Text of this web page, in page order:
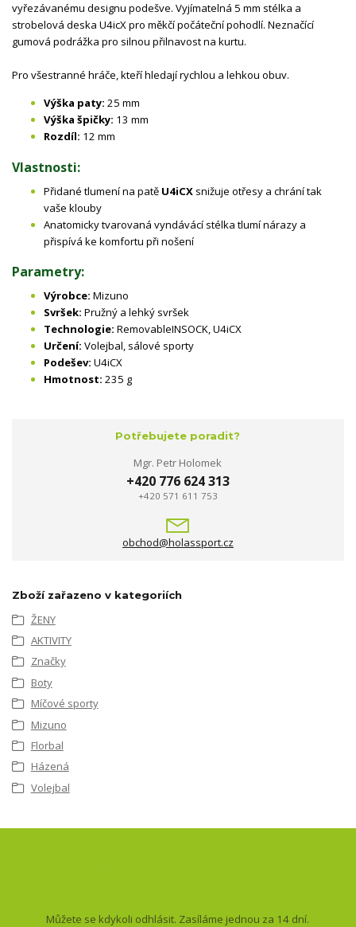
vyřezávanému designu podešve. Vyjímatelná 5 mm stélka a
strobelová deska U4icX pro měkčí počáteční pohodlí. Neznačící
gumová podrážka pro silnou přilnavost na kurtu.
Pro všestranné hráče, kteří hledají rychlou a lehkou obuv.
Výška paty: 25 mm
Výška špičky: 13 mm
Rozdíl: 12 mm
Vlastnosti:
Přidané tlumení na patě U4iCX snižuje otřesy a chrání tak
vaše klouby
Anatomicky tvarovaná vyndávácí stélka tlumí nárazy a
přispívá ke komfortu při nošení
Parametry:
Výrobce: Mizuno
Svršek: Pružný a lehký svršek
Technologie: RemovableINSOCK, U4iCX
Určení: Volejbal, sálové sporty
Podešev: U4iCX
Hmotnost: 235 g
Potřebujete poradit?
Mgr. Petr Holomek
+420 776 624 313
+420 571 611 753
obchod@holassport.cz
Zboží zařazeno v kategoriích
ŽENY
AKTIVITY
Značky
Boty
Míčové sporty
Mizuno
Florbal
Házená
Volejbal
Můžete se kdykoli odhlásit. Zasíláme jednou za 14 dní.